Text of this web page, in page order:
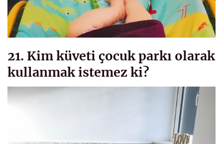
21. Kim küveti çocuk parkı olarak
kullanmak istemez ki?